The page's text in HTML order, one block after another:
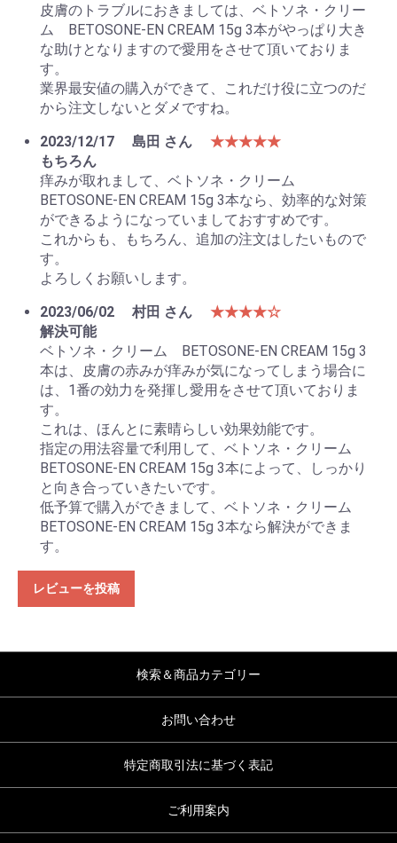
皮膚のトラブルにおきましては、ベトソネ・クリー
ム BETOSONE-EN CREAM 15g 3本がやっぱり大き
な助けとなりますので愛用をさせて頂いておりま
す。
業界最安値の購入ができて、これだけ役に立つのだ
から注文しないとダメですね。
2023/12/17
島田 さん
★★★★★
もちろん
痒みが取れまして、ベトソネ・クリーム
BETOSONE-EN CREAM 15g 3本なら、効率的な対策
ができるようになっていましておすすめです。
これからも、もちろん、追加の注文はしたいもので
す。
よろしくお願いします。
2023/06/02
村田 さん
★★★★☆
解決可能
ベトソネ・クリーム BETOSONE-EN CREAM 15g 3
本は、皮膚の赤みが痒みが気になってしまう場合に
は、1番の効力を発揮し愛用をさせて頂いておりま
す。
これは、ほんとに素晴らしい効果効能です。
指定の用法容量で利用して、ベトソネ・クリーム
BETOSONE-EN CREAM 15g 3本によって、しっかり
と向き合っていきたいです。
低予算で購入ができまして、ベトソネ・クリーム
BETOSONE-EN CREAM 15g 3本なら解決ができま
す。
レビューを投稿
検索＆商品カテゴリー
お問い合わせ
特定商取引法に基づく表記
ご利用案内